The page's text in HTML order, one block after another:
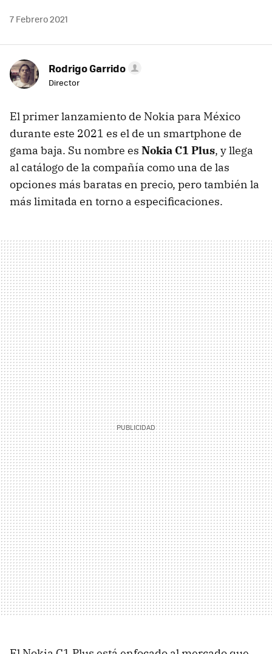
7 Febrero 2021
Rodrigo Garrido
Director
El primer lanzamiento de Nokia para México
durante este 2021 es el de un smartphone de
gama baja. Su nombre es Nokia C1 Plus, y llega
al catálogo de la compañía como una de las
opciones más baratas en precio, pero también la
más limitada en torno a especificaciones.